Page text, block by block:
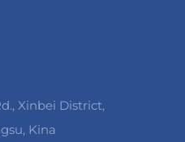
Xinbei District,
Kina